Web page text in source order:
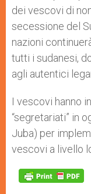
dei vescovi di
secessione del
nazioni
tutti i sudanesi,
agli autentici
I vescovi hanno
“segretariati” in
Juba) per
vescovi a livello